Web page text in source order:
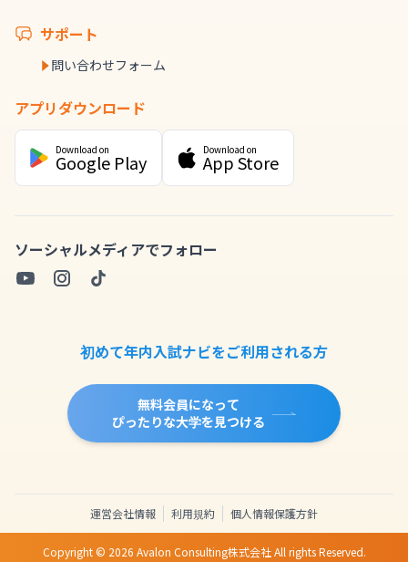
サポート
問い合わせフォーム
アプリダウンロード
Download on
Google Play
Download on
App Store
ソーシャルメディアでフォロー
初めて年内入試ナビをご利用される方
無料会員になって
ぴったりな大学を見つける
運営会社情報 利用規約 個人情報保護方針
Copyright © 2026 Avalon Consulting株式会社 All rights Reserved.